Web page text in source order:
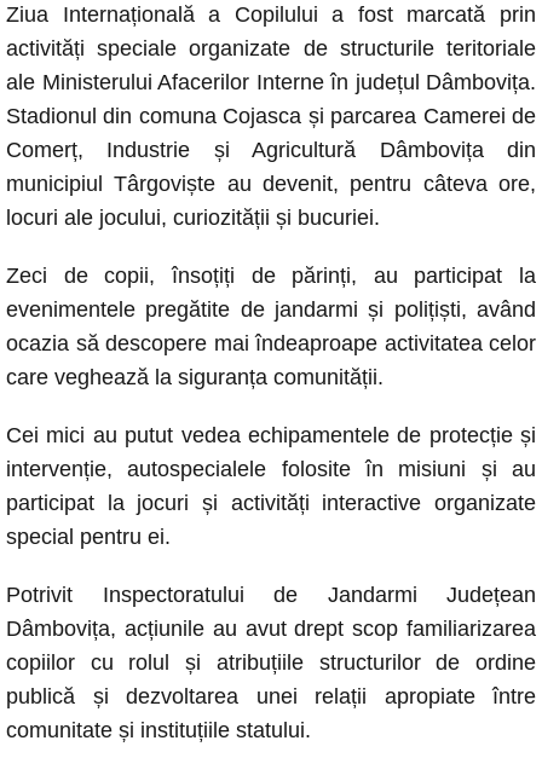
c
e
b
o
o
k
at
s
A
p
p
ss
e
n
g
er
p
y
Li
n
k
ail
Ziua Internațională a Copilului a fost marcată prin
activități speciale organizate de structurile teritoriale
ale Ministerului Afacerilor Interne în județul Dâmbovița.
Stadionul din comuna Cojasca și parcarea Camerei de
Comerț, Industrie și Agricultură Dâmbovița din
municipiul Târgoviște au devenit, pentru câteva ore,
locuri ale jocului, curiozității și bucuriei.
Zeci de copii, însoțiți de părinți, au participat la
evenimentele pregătite de jandarmi și polițiști, având
ocazia să descopere mai îndeaproape activitatea celor
care veghează la siguranța comunității.
Cei mici au putut vedea echipamentele de protecție și
intervenție, autospecialele folosite în misiuni și au
participat la jocuri și activități interactive organizate
special pentru ei.
Potrivit Inspectoratului de Jandarmi Județean
Dâmbovița, acțiunile au avut drept scop familiarizarea
copiilor cu rolul și atribuțiile structurilor de ordine
publică și dezvoltarea unei relații apropiate între
comunitate și instituțiile statului.